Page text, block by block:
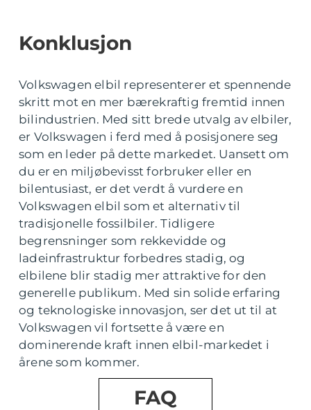
Konklusjon
Volkswagen elbil representerer et spennende
skritt mot en mer bærekraftig fremtid innen
bilindustrien. Med sitt brede utvalg av elbiler,
er Volkswagen i ferd med å posisjonere seg
som en leder på dette markedet. Uansett om
du er en miljøbevisst forbruker eller en
bilentusiast, er det verdt å vurdere en
Volkswagen elbil som et alternativ til
tradisjonelle fossilbiler. Tidligere
begrensninger som rekkevidde og
ladeinfrastruktur forbedres stadig, og
elbilene blir stadig mer attraktive for den
generelle publikum. Med sin solide erfaring
og teknologiske innovasjon, ser det ut til at
Volkswagen vil fortsette å være en
dominerende kraft innen elbil-markedet i
årene som kommer.
FAQ